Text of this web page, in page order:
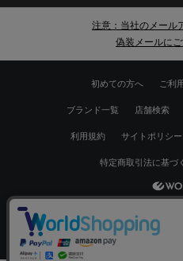
注意：当社のメール
偽装メールに
初めての方へ ご利
ブランド一覧 店舗検索
利用規約 サイトポリシー
特定商取引法に基づ